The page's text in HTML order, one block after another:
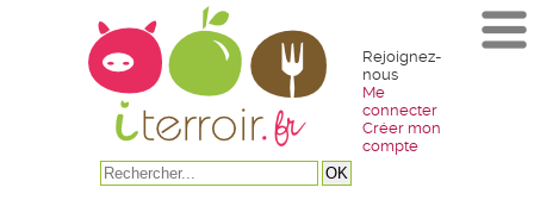
Rejoignez-
nous
Me
connecter
Créer mon
compte